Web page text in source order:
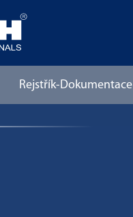
Rejstřík-Dokumentace